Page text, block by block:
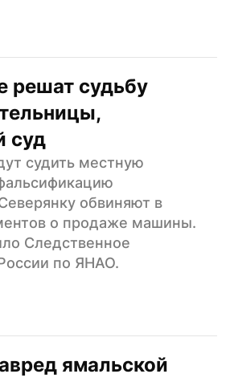
решат судьбу
суд
судить местную
обвиняют в
о продаже машины.
Следственное
по ЯНАО.
ямальской